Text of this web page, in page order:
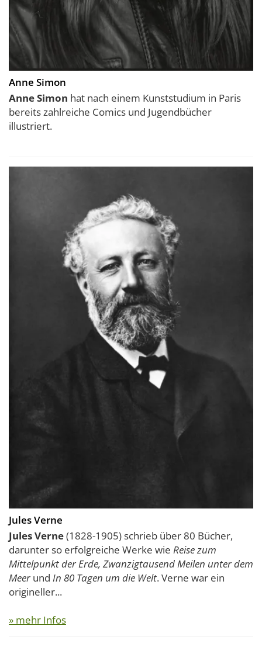
Anne Simon
Anne Simon hat nach einem Kunststudium in Paris
bereits zahlreiche Comics und Jugendbücher
illustriert.
Jules Verne
Jules Verne(1828-1905) schrieb über 80 Bücher,
darunter so erfolgreiche Werke wie Reise zum
Mittelpunkt der Erde, Zwanzigtausend Meilen unter dem
Meerund In 80 Tagen um die Welt. Verne war ein
origineller...
» mehr Infos